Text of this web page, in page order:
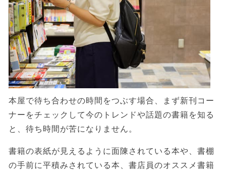
本屋で待ち合わせの時間をつぶす場合、まず新刊コー
ナーをチェックして今のトレンドや話題の書籍を知る
と、待ち時間が苦になりません。
書籍の表紙が見えるように面陳されている本や、書棚
の手前に平積みされている本、書店員のオススメ書籍